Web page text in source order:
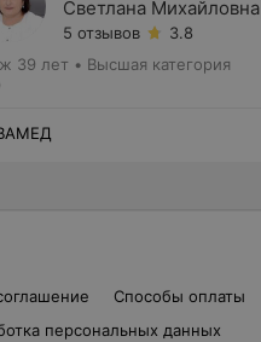
Светлана Михайловна
5 отзывов
3.8
39 лет • Высшая категория
Способы оплаты
персональных данных